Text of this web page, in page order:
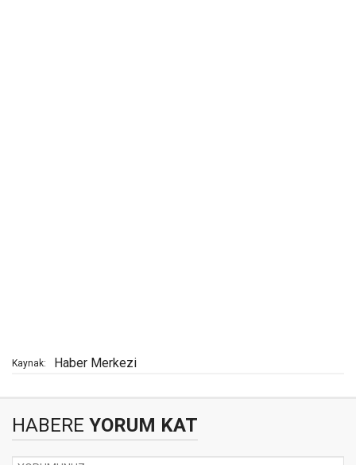
Kaynak: Haber Merkezi
HABERE YORUM KAT